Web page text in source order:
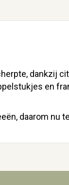
dankzij
en
daarom nu